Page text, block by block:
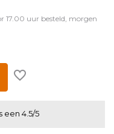
17.00 uur besteld, morgen
een 4.5/5